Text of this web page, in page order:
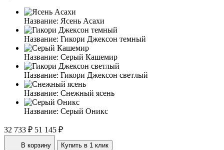
Название: Ясень Асахи
Название: Гикори Джексон темный
Название: Серый Кашемир
Название: Гикори Джексон светлый
Название: Снежный ясень
Название: Серый Оникс
32 733 ₽ 51 145 ₽
В корзину Купить в 1 клик